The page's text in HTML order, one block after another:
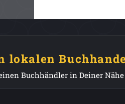
lokalen
Buchhändler in Deiner